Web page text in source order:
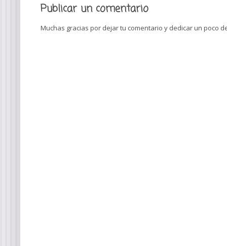
Publicar un comentario
Muchas gracias por dejar tu comentario y dedicar un poco